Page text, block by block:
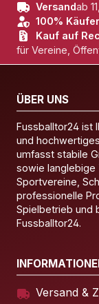
Versandab
100%
Kauf auf
für Vereine,
ÜBER UNS
Fussballtor24 ist
und
umfasst stabile
sowie langlebige
Sportvereine,
professionelle
Spielbetrieb und
Fussballtor24.
Versand &